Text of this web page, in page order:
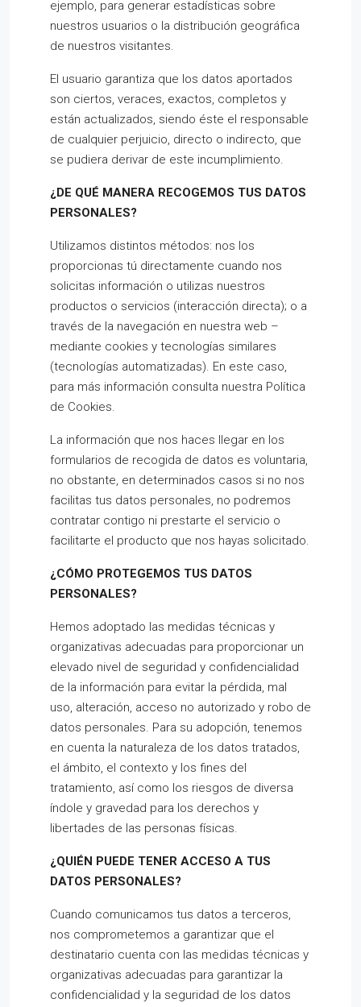
ejemplo, para generar estadísticas sobre
nuestros usuarios o la distribución geográfica
de nuestros visitantes.
El usuario garantiza que los datos aportados
son ciertos, veraces, exactos, completos y
están actualizados, siendo éste el responsable
de cualquier perjuicio, directo o indirecto, que
se pudiera derivar de este incumplimiento.
¿DE QUÉ MANERA RECOGEMOS TUS DATOS
PERSONALES?
Utilizamos distintos métodos: nos los
proporcionas tú directamente cuando nos
solicitas información o utilizas nuestros
productos o servicios (interacción directa); o a
través de la navegación en nuestra web –
mediante cookies y tecnologías similares
(tecnologías automatizadas). En este caso,
para más información consulta nuestra Política
de Cookies.
La información que nos haces llegar en los
formularios de recogida de datos es voluntaria,
no obstante, en determinados casos si no nos
facilitas tus datos personales, no podremos
contratar contigo ni prestarte el servicio o
facilitarte el producto que nos hayas solicitado.
¿CÓMO PROTEGEMOS TUS DATOS
PERSONALES?
Hemos adoptado las medidas técnicas y
organizativas adecuadas para proporcionar un
elevado nivel de seguridad y confidencialidad
de la información para evitar la pérdida, mal
uso, alteración, acceso no autorizado y robo de
datos personales. Para su adopción, tenemos
en cuenta la naturaleza de los datos tratados,
el ámbito, el contexto y los fines del
tratamiento, así como los riesgos de diversa
índole y gravedad para los derechos y
libertades de las personas físicas.
¿QUIÉN PUEDE TENER ACCESO A TUS
DATOS PERSONALES?
Cuando comunicamos tus datos a terceros,
nos comprometemos a garantizar que el
destinatario cuenta con las medidas técnicas y
organizativas adecuadas para garantizar la
confidencialidad y la seguridad de los datos